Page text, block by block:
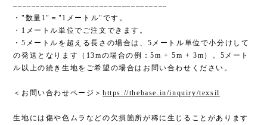
––––––––––––––––––––––––––––––––––
・"数量1"＝"1メートル"です。
・1メートル単位でご注文できます。
・5メートルを超える長さの場合は、5メートル単位で小分けして
の発送となります（13mの場合の例：5m + 5m + 3m）。5メート
ル以上の続き生地をご希望の場合はお問い合わせください。
＜お問い合わせページ＞ https://thebase.in/inquiry/texsil
生地には傷や色ムラなどの欠損箇所が稀に生じることがあります